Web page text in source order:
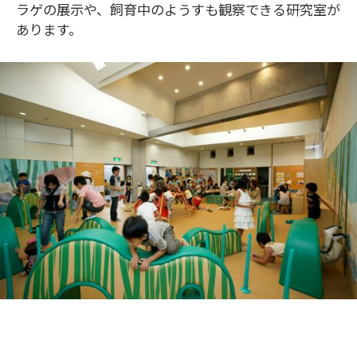
ラゲの展示や、飼育中のようすも観察できる研究室が
あります。